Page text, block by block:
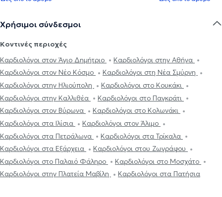
Χρήσιμοι σύνδεσμοι
Κοντινές περιοχές
Καρδιολόγοι στον Άγιο Δημήτριο
Καρδιολόγοι στην Αθήνα
Καρδιολόγοι στον Νέο Κόσμο
Καρδιολόγοι στη Νέα Σμύρνη
Καρδιολόγοι στην Ηλιούπολη
Καρδιολόγοι στο Κουκάκι
Καρδιολόγοι στην Καλλιθέα
Καρδιολόγοι στο Παγκράτι
Καρδιολόγοι στον Βύρωνα
Καρδιολόγοι στο Κολωνάκι
Καρδιολόγοι στα Ιλίσια
Καρδιολόγοι στον Άλιμο
Καρδιολόγοι στα Πετράλωνα
Καρδιολόγοι στα Τρίκαλα
Καρδιολόγοι στα Εξάρχεια
Καρδιολόγοι στου Ζωγράφου
Καρδιολόγοι στο Παλαιό Φάληρο
Καρδιολόγοι στο Μοσχάτο
Καρδιολόγοι στην Πλατεία Μαβίλη
Καρδιολόγοι στα Πατήσια